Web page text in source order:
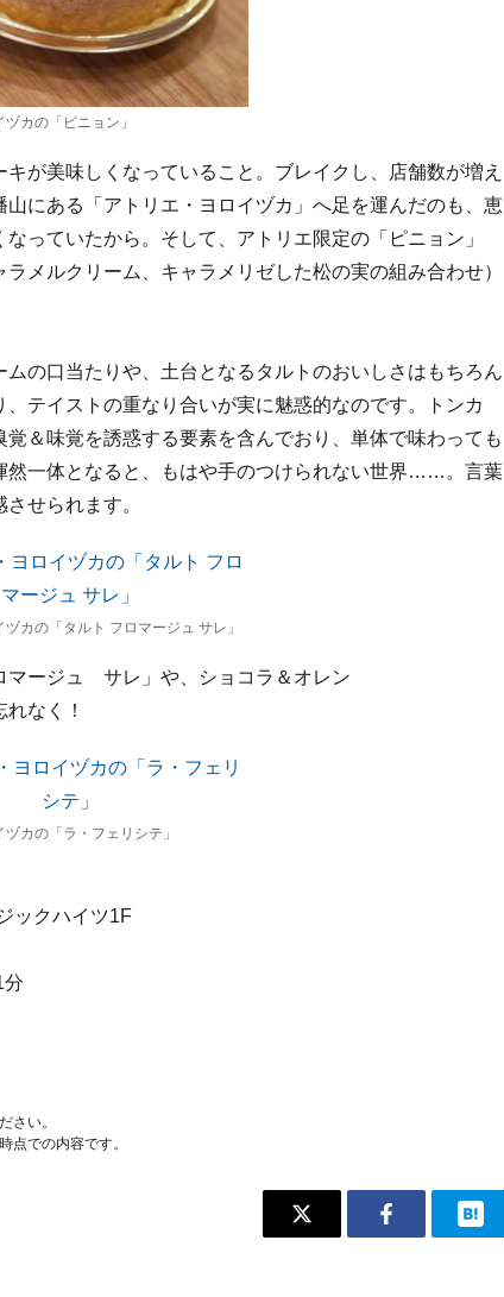
カの「ピニョン」
が美味しくなっていること。ブレイクし、店舗数が増え
にある「アトリエ・ヨロイヅカ」へ足を運んだのも、恵
っていたから。そして、アトリエ限定の「ピニョン」
メルクリーム、キャラメリゼした松の実の組み合わせ）
の口当たりや、土台となるタルトのおいしさはもちろん
テイストの重なり合いが実に魅惑的なのです。トンカ
＆味覚を誘惑する要素を含んでおり、単体で味わっても
然一体となると、もはや手のつけられない世界……。言葉
せられます。
カの「タルト フロマージュ サレ」
ージュ サレ」や、ショコラ＆オレン
なく！
カの「ラ・フェリシテ」
ックハイツ1F
分
さい。
点での内容です。